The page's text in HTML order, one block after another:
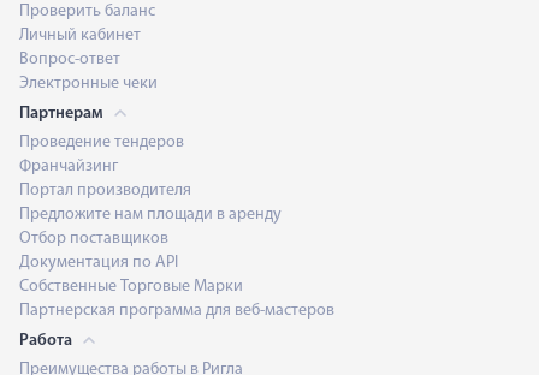
Проверить баланс
Личный кабинет
Вопрос-ответ
Электронные чеки
Партнерам
Проведение тендеров
Франчайзинг
Портал производителя
Предложите нам площади в аренду
Отбор поставщиков
Документация по API
Собственные Торговые Марки
Партнерская программа для веб-мастеров
Работа
Преимущества работы в Ригла